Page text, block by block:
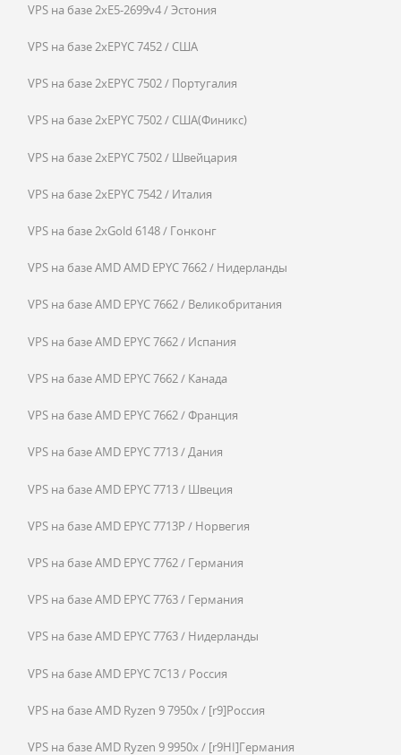
VPS на базе 2xE5-2699v4 / Эстония
VPS на базе 2xEPYC 7452 / США
VPS на базе 2xEPYC 7502 / Португалия
VPS на базе 2xEPYC 7502 / США(Финикс)
VPS на базе 2xEPYC 7502 / Швейцария
VPS на базе 2xEPYC 7542 / Италия
VPS на базе 2xGold 6148 / Гонконг
VPS на базе AMD AMD EPYC 7662 / Нидерланды
VPS на базе AMD EPYC 7662 / Великобритания
VPS на базе AMD EPYC 7662 / Испания
VPS на базе AMD EPYC 7662 / Канада
VPS на базе AMD EPYC 7662 / Франция
VPS на базе AMD EPYC 7713 / Дания
VPS на базе AMD EPYC 7713 / Швеция
VPS на базе AMD EPYC 7713P / Норвегия
VPS на базе AMD EPYC 7762 / Германия
VPS на базе AMD EPYC 7763 / Германия
VPS на базе AMD EPYC 7763 / Нидерланды
VPS на базе AMD EPYC 7C13 / Россия
VPS на базе AMD Ryzen 9 7950x / [r9]Россия
VPS на базе AMD Ryzen 9 9950x / [r9HI]Германия